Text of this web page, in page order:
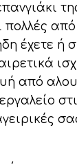
πολλές από
έχετε ή
από